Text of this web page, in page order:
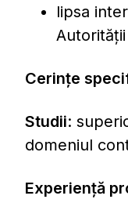
lipsa
Cerinţe
Studii:
domeniul
Experienţă